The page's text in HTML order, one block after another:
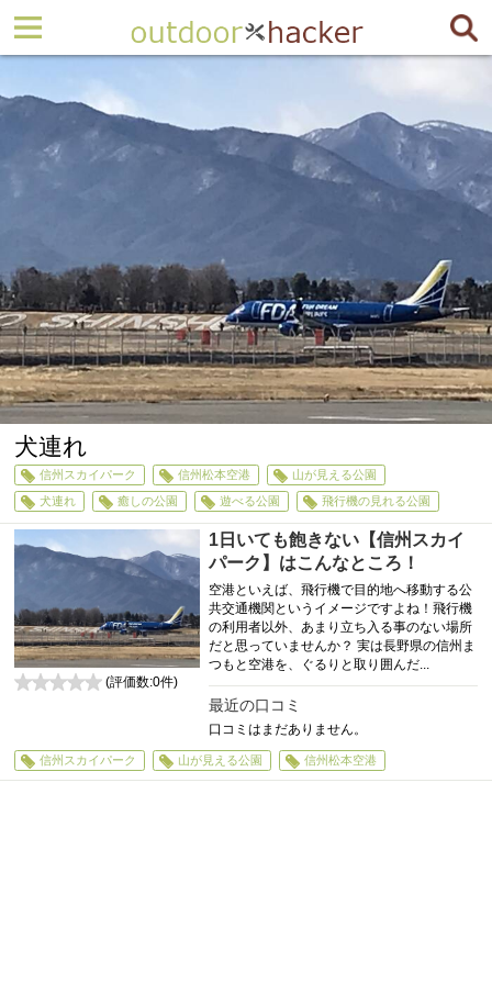
犬連れ
信州スカイパーク 信州松本空港
山が見える公園
犬連れ
癒しの公園 遊べる公園 飛行機の見れる公園
1日いても飽きない【信州スカイ
パーク】はこんなところ！
空港といえば、飛行機で目的地へ移動する公
共交通機関というイメージですよね！飛行機
の利用者以外、あまり立ち入る事のない場所
だと思っていませんか？ 実は長野県の信州ま
つもと空港を、ぐるりと取り囲んだ...
最近の口コミ
口コミはまだありません。
(評価数:0件)
信州スカイパーク 山が見える公園 信州松本空港